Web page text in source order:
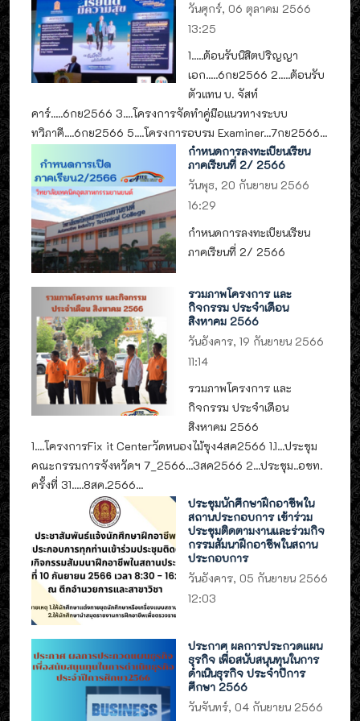
วันศุกร์, 06 ตุลาคม 2566
13:25
1.....ต้อนรับนิสิตปริญญา
เอก.....6กย2566 2.....ต้อนรับ
ตัวแทน บ. จัสท์
คาร์.....6กย2566 3....โครงการจัดทำคู่มือแนวทางระบบ
ทวิภาคี....6กย2566 5....โครงการอบรม Examiner...7กย2566...
กำหนดการลงทะเบียนเรียน
ภาคเรียนที่ 2/ 2566
วันพุธ, 20 กันยายน 2566
16:29
กำหนดการลงทะเบียนเรียน
ภาคเรียนที่ 2/ 2566
รวมภาพโครงการ และ
กิจกรรม ประจำเดือน
สิงหาคม 2566
วันอังคาร, 19 กันยายน 2566
11:14
รวมภาพโครงการ และ
กิจกรรม ประจำเดือน
สิงหาคม 2566
1....โครงการFix it Centerวัดหนองไม้ซุง4สค2566 1.1...ประชุม
คณะกรรมการจังหวัดฯ 7_2566...3สค2566 2...ประชุม..อชท.
ครั้งที่ 31.....8สค.2566...
ประชุมนักศึกษาฝึกอาชีพใน
สถานประกอบการ เข้าร่วม
ประชุมติดตามงานและร่วมกิจ
กรรมสัมนาฝึกอาชีพในสถาน
ประกอบการ
วันอังคาร, 05 กันยายน 2566
12:03
ประกาศ ผลการประกวดแผน
ธุรกิจ เพื่อสนับสนุนทุนในการ
ดำเนินธุรกิจ ประจำปีการ
ศึกษา 2566
วันจันทร์, 04 กันยายน 2566